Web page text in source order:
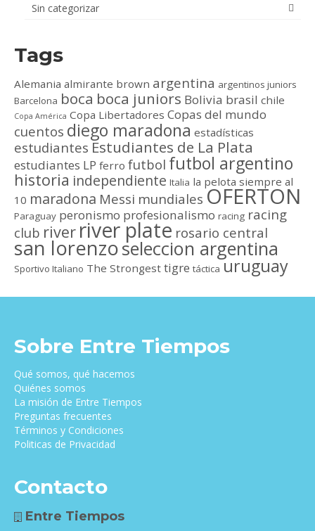
Sin categorizar
Tags
Alemania almirante brown argentina argentinos juniors
Barcelona boca boca juniors Bolivia brasil chile
Copa América Copa Libertadores Copas del mundo
cuentos diego maradona estadísticas
estudiantes Estudiantes de La Plata
estudiantes LP ferro futbol futbol argentino
historia independiente Italia la pelota siempre al
10 maradona Messi mundiales OFERTON
Paraguay peronismo profesionalismo racing racing
club river river plate rosario central
san lorenzoseleccion argentina
Sportivo Italiano The Strongest tigre táctica uruguay
Sobre Entre Tiempos
Qué somos, qué hacemos
Quiénes somos
La misión de Entre Tiempos
Preguntas frecuentes
Términos y Condiciones
Politicas de Privacidad
Contacto
Entre Tiempos